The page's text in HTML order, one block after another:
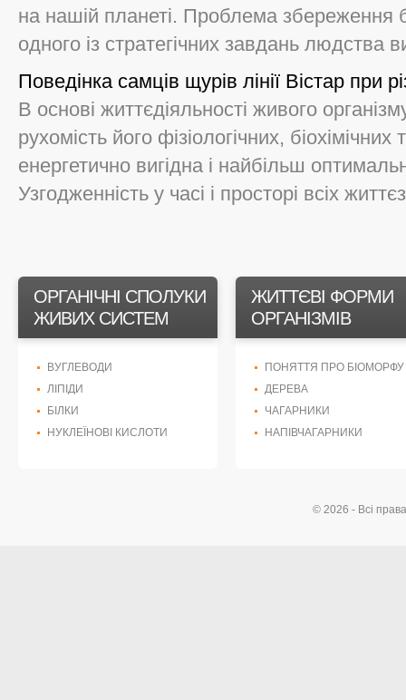
на нашій планеті. Проблема збереження
одного із стратегічних завдань людства
Поведінка самців щурів лінії Вістар при
В основі життєдіяльності живого
рухомість його фізіологічних,
енергетично вигідна і найбільш
Узгодженність у часі і просторі всіх
ОРГАНІЧНІ СПОЛУКИ
ЖИВИХ СИСТЕМ
ВУГЛЕВОДИ
ЛІПІДИ
БІЛКИ
НУКЛЕЇНОВІ КИСЛОТИ
ЖИТТЄВІ ФОРМИ
ОРГАНІЗМІВ
ПОНЯТТЯ ПРО БІОМОРФУ
ДЕРЕВА
ЧАГАРНИКИ
НАПІВЧАГАРНИКИ
© 2026 - Всі